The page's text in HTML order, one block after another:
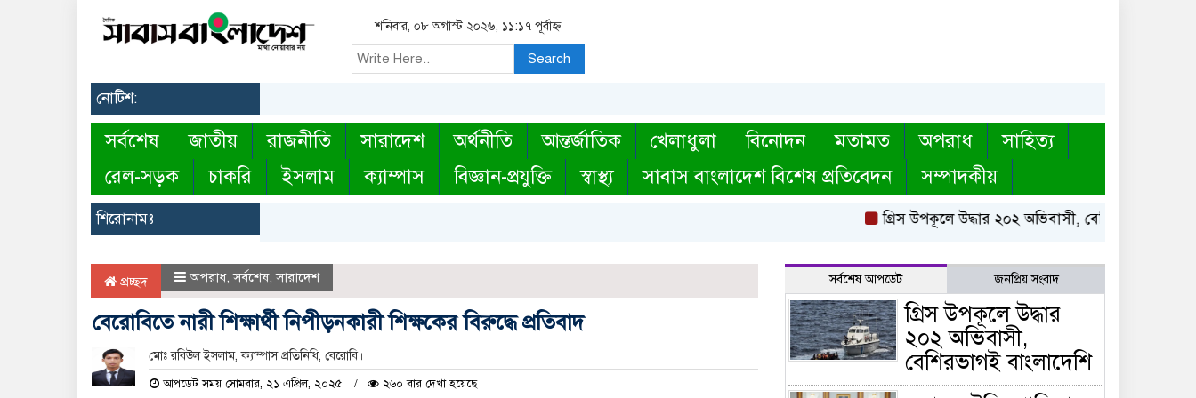
শনিবার, ০৮ অগাস্ট ২০২৬, ১১:১৭ পূর্বাহ্ন
Search
নোটিশ:
সর্বশেষ জাতীয় রাজনীতি সারাদেশ অর্থনীতি আন্তর্জাতিক খেলাধুলা বিনোদন মতামত অপরাধ
সাহিত্য
রেল-সড়ক
চাকরি ইসলাম ক্যাম্পাস বিজ্ঞান-প্রযুক্তি স্বাস্থ্য সাবাস বাংলাদেশ বিশেষ প্রতিবেদন সম্পাদকীয়
শিরোনামঃ গ্রিস উপকূলে উদ্ধার ২০২ অভিবাসী, বেশিরভাগই বাংলাদেশি
প্রচ্ছদ অপরাধ,সর্বশেষ,সারাদেশ
বেরোবিতে নারী শিক্ষার্থী নিপীড়নকারী শিক্ষকের বিরুদ্ধে প্রতিবাদ
মোঃ রবিউল ইসলাম, ক্যাম্পাস প্রতিনিধি, বেরোবি।
আপডেট সময় সোমবার, ২১ এপ্রিল, ২০২৫ ২৬০ বার দেখা হয়েছে
সর্বশেষ আপডেট জনপ্রিয় সংবাদ
গ্রিস উপকূলে উদ্ধার
২০২ অভিবাসী,
বেশিরভাগই বাংলাদেশি